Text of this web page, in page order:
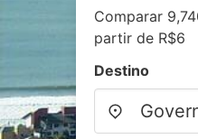
Comparar
partir de R$6
Destino